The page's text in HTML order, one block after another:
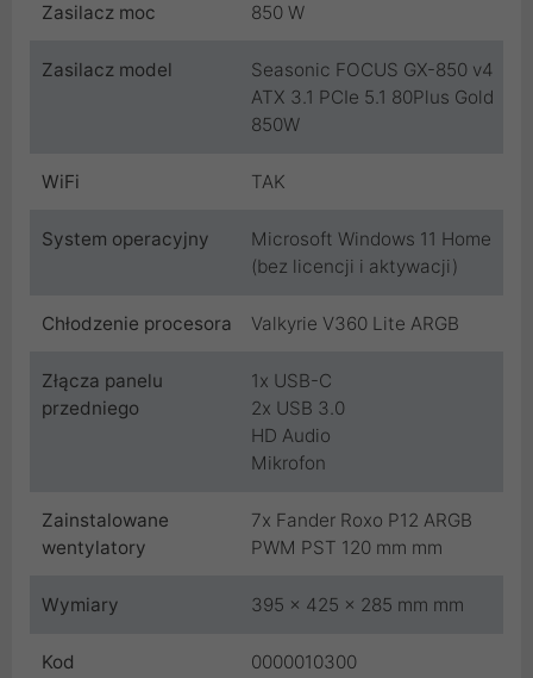
Zasilacz moc 850 W
Zasilacz model
Seasonic FOCUS GX-850 v4
ATX 3.1 PCIe 5.1 80Plus Gold
850W
WiFi TAK
System operacyjny
Microsoft Windows 11 Home
(bez licencji i aktywacji)
Chłodzenie procesora Valkyrie V360 Lite ARGB
Złącza panelu
przedniego
1x USB-C
2x USB 3.0
HD Audio
Mikrofon
Zainstalowane
wentylatory
7x Fander Roxo P12 ARGB
PWM PST 120 mm mm
Wymiary 395 x 425 x 285 mm mm
Kod 0000010300